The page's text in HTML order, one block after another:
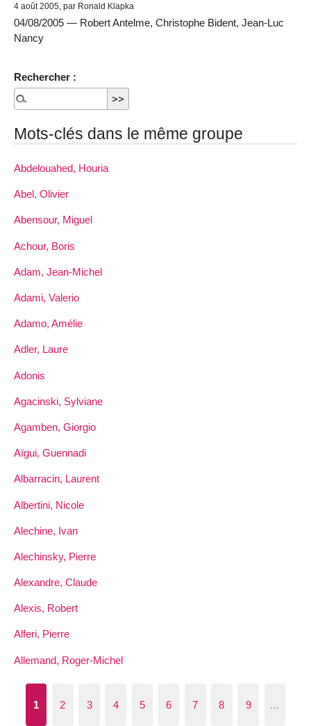
4 août 2005, par Ronald Klapka
04/08/2005 — Robert Antelme, Christophe Bident, Jean-Luc
Nancy
Rechercher :
Mots-clés dans le même groupe
Abdelouahed, Houria
Abel, Olivier
Abensour, Miguel
Achour, Boris
Adam, Jean-Michel
Adami, Valerio
Adamo, Amélie
Adler, Laure
Adonis
Agacinski, Sylviane
Agamben, Giorgio
Aïgui, Guennadi
Albarracin, Laurent
Albertini, Nicole
Alechine, Ivan
Alechinsky, Pierre
Alexandre, Claude
Alexis, Robert
Alferi, Pierre
Allemand, Roger-Michel
1 2 3 4 5 6 7 8 9 …